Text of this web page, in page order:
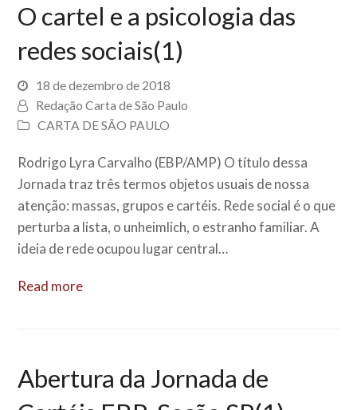
O cartel e a psicologia das
redes sociais(1)
18 de dezembro de 2018
Redação Carta de São Paulo
CARTA DE SÃO PAULO
Rodrigo Lyra Carvalho (EBP/AMP) O título dessa
Jornada traz três termos objetos usuais de nossa
atenção: massas, grupos e cartéis. Rede social é o que
perturba a lista, o unheimlich, o estranho familiar. A
ideia de rede ocupou lugar central…
Read more
Abertura da Jornada de